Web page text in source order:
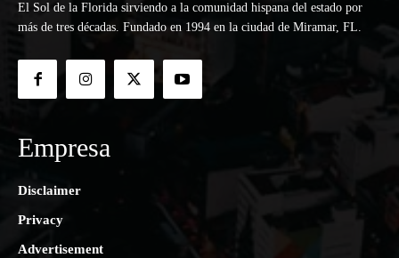
El Sol de la Florida sirviendo a la comunidad hispana del estado por
más de tres décadas. Fundado en 1994 en la ciudad de Miramar, FL.
Empresa
Disclaimer
Privacy
Advertisement